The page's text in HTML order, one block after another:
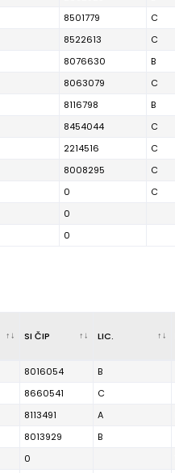
8501779 C
8522613 C
8076630 B
8063079 C
8116798 B
8454044 C
2214516 C
8008295 C
0 C
0
0
SI ČIP LIC.
8016054 B
8660541 C
8113491 A
8013929 B
0